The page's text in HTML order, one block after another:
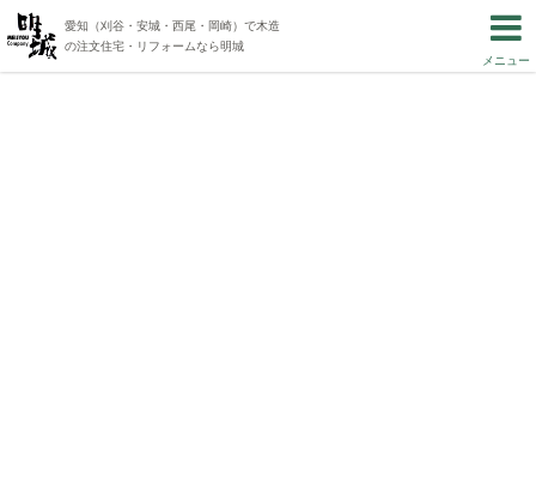
愛知（刈谷・安城・西尾・岡崎）で木造
の注文住宅・リフォームなら明城
メニュー